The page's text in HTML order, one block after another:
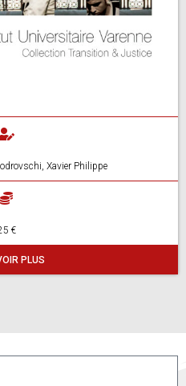
Xavier Philippe
€
PLUS